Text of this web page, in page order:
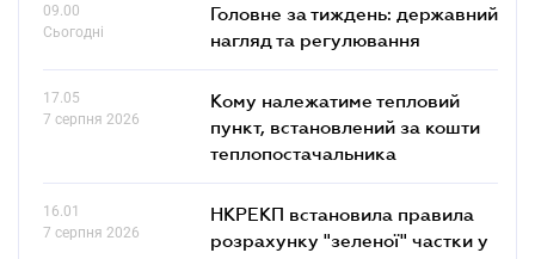
09.00
Сьогодні
Головне за тиждень: державний
нагляд та регулювання
17.05
7 серпня 2026
Кому належатиме тепловий
пункт, встановлений за кошти
теплопостачальника
16.01
7 серпня 2026
НКРЕКП встановила правила
розрахунку "зеленої" частки у